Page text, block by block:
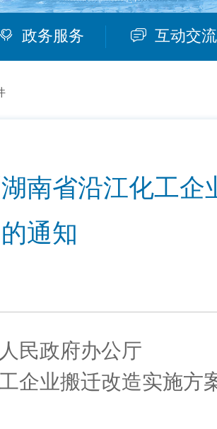
政务服务 互动交流
南省沿江化工企
的通知
民政府办公厅
企业搬迁改造实施方